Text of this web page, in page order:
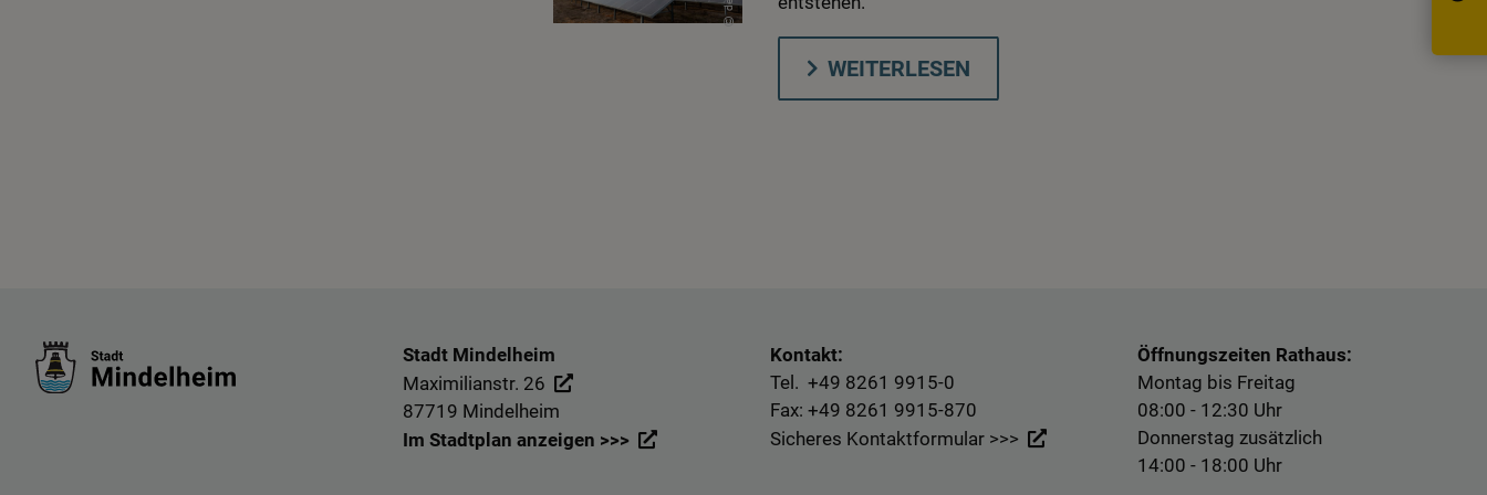
WEITERLESEN
Stadt Mindelheim
Maximilianstr. 26
87719 Mindelheim
Im Stadtplan anzeigen >>>
Kontakt:
Tel. +49 8261 9915-0
Fax: +49 8261 9915-870
Sicheres Kontaktformular >>>
Öffnungszeiten Rathaus:
Montag bis Freitag
08:00 - 12:30 Uhr
Donnerstag zusätzlich
14:00 - 18:00 Uhr